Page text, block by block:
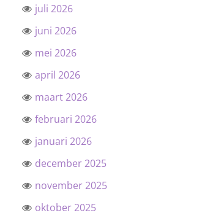
juli 2026
juni 2026
mei 2026
april 2026
maart 2026
februari 2026
januari 2026
december 2025
november 2025
oktober 2025